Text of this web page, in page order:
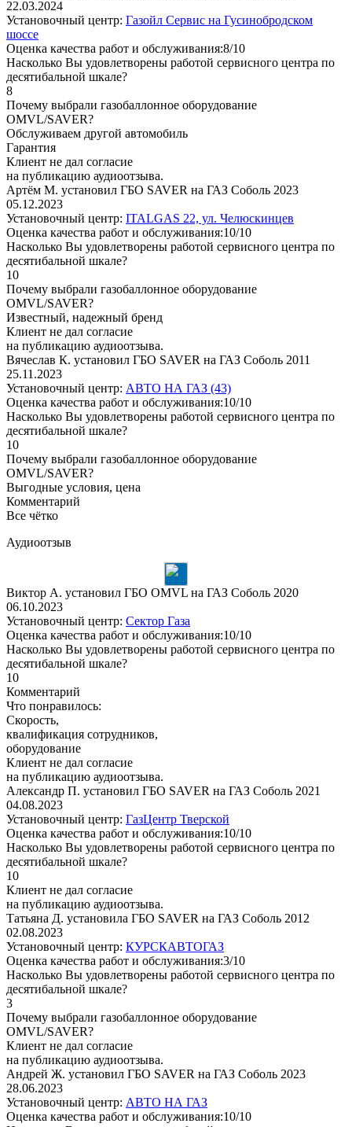
22.03.2024
Установочный центр: Газойл Сервис на Гусинобродском
шоссе
Оценка качества работ и обслуживания:8/10
Насколько Вы удовлетворены работой сервисного центра по
десятибальной шкале?
8
Почему выбрали газобаллонное оборудование
OMVL/SAVER?
Обслуживаем другой автомобиль
Гарантия
Клиент не дал согласие
на публикацию аудиоотзыва.
Артём М. установил ГБО SAVER на ГАЗ Соболь 2023
05.12.2023
Установочный центр: ITALGAS 22, ул. Челюскинцев
Оценка качества работ и обслуживания:10/10
Насколько Вы удовлетворены работой сервисного центра по
десятибальной шкале?
10
Почему выбрали газобаллонное оборудование
OMVL/SAVER?
Известный, надежный бренд
Клиент не дал согласие
на публикацию аудиоотзыва.
Вячеслав К. установил ГБО SAVER на ГАЗ Соболь 2011
25.11.2023
Установочный центр: АВТО НА ГАЗ (43)
Оценка качества работ и обслуживания:10/10
Насколько Вы удовлетворены работой сервисного центра по
десятибальной шкале?
10
Почему выбрали газобаллонное оборудование
OMVL/SAVER?
Выгодные условия, цена
Комментарий
Все чётко
Аудиоотзыв
Виктор А. установил ГБО OMVL на ГАЗ Соболь 2020
06.10.2023
Установочный центр: Сектор Газа
Оценка качества работ и обслуживания:10/10
Насколько Вы удовлетворены работой сервисного центра по
десятибальной шкале?
10
Комментарий
Что понравилось:
Скорость,
квалификация сотрудников,
оборудование
Клиент не дал согласие
на публикацию аудиоотзыва.
Александр П. установил ГБО SAVER на ГАЗ Соболь 2021
04.08.2023
Установочный центр: ГазЦентр Тверской
Оценка качества работ и обслуживания:10/10
Насколько Вы удовлетворены работой сервисного центра по
десятибальной шкале?
10
Клиент не дал согласие
на публикацию аудиоотзыва.
Татьяна Д. установила ГБО SAVER на ГАЗ Соболь 2012
02.08.2023
Установочный центр: КУРСКАВТОГАЗ
Оценка качества работ и обслуживания:3/10
Насколько Вы удовлетворены работой сервисного центра по
десятибальной шкале?
3
Почему выбрали газобаллонное оборудование
OMVL/SAVER?
Клиент не дал согласие
на публикацию аудиоотзыва.
Андрей Ж. установил ГБО SAVER на ГАЗ Соболь 2023
28.06.2023
Установочный центр: АВТО НА ГАЗ
Оценка качества работ и обслуживания:10/10